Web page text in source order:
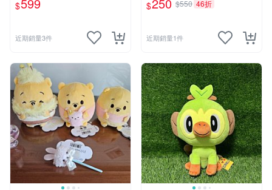
$599
近期銷量3件
$250 $550 46折
近期銷量1件